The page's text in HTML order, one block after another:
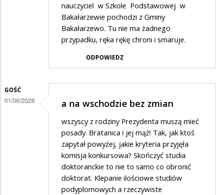
nauczyciel w Szkole Podstawowej w
Bakałarzewie pochodzi z Gminy
Bakałarzewo. Tu nie ma żadnego
przypadku, ręka rękę chroni i smaruje.
ODPOWIEDZ
GOŚĆ
01/06/2026 a na wschodzie bez zmian
wszyscy z rodziny Prezydenta muszą mieć
posady. Bratanica i jej mąż! Tak, jak ktoś
zapytał powyżej, jakie kryteria przyjęła
komisja konkursowa? Skończyć studia
doktoranckie to nie to samo co obronić
doktorat. Klepanie ilościowe studiów
podyplomowych a rzeczywiste